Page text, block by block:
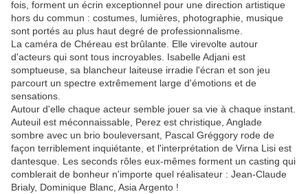
fois, forment un écrin exceptionnel pour une direction artistique
hors du commun : costumes, lumières, photographie, musique
sont portés au plus haut degré de professionnalisme.
La caméra de Chéreau est brûlante. Elle virevolte autour
d'acteurs qui sont tous incroyables. Isabelle Adjani est
somptueuse, sa blancheur laiteuse irradie l'écran et son jeu
parcourt un spectre extrêmement large d'émotions et de
sensations.
Autour d'elle chaque acteur semble jouer sa vie à chaque instant.
Auteuil est méconnaissable, Perez est christique, Anglade
sombre avec un brio bouleversant, Pascal Gréggory rode de
façon terriblement inquiétante, et l'interprétation de Virna Lisi est
dantesque. Les seconds rôles eux-mêmes forment un casting qui
comblerait de bonheur n'importe quel réalisateur : Jean-Claude
Brialy, Dominique Blanc, Asia Argento !